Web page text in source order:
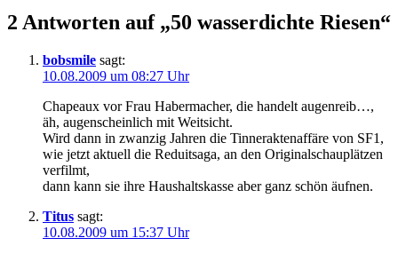
2 Antworten auf „50 wasserdichte Riesen“
bobsmile sagt:
10.08.2009 um 08:27 Uhr
Chapeaux vor Frau Habermacher, die handelt augenreib…,
äh, augenscheinlich mit Weitsicht.
Wird dann in zwanzig Jahren die Tinneraktenaffäre von SF1,
wie jetzt aktuell die Reduitsaga, an den Originalschauplätzen
verfilmt,
dann kann sie ihre Haushaltskasse aber ganz schön äufnen.
Titus sagt:
10.08.2009 um 15:37 Uhr